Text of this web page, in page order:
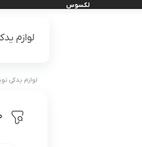
لکسوس
لوازم
لوازم یدکی